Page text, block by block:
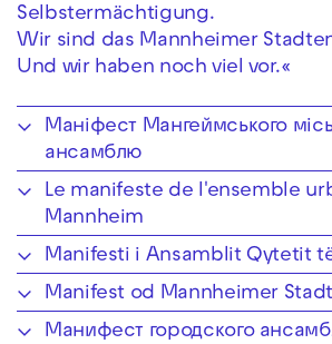
Selbstermächtigung.
Wir sind das Mannheimer
Und wir haben noch viel vor.«
Маніфест Мангеймського
ансамблю
Le manifeste de l'ensemble
Mannheim
Manifest od Mannheimer
Манифест городского